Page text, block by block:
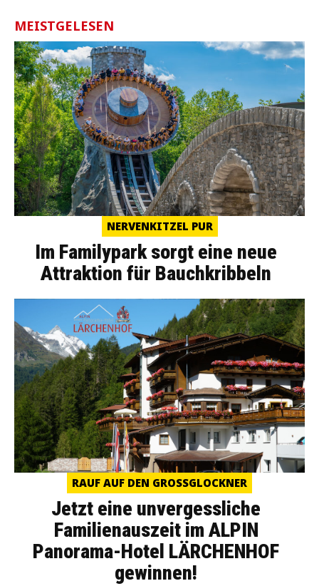
MEISTGELESEN
NERVENKITZEL PUR
Im Familypark sorgt eine neue
Attraktion für Bauchkribbeln
RAUF AUF DEN GROSSGLOCKNER
Jetzt eine unvergessliche
Familienauszeit im ALPIN
Panorama-Hotel LÄRCHENHOF
gewinnen!